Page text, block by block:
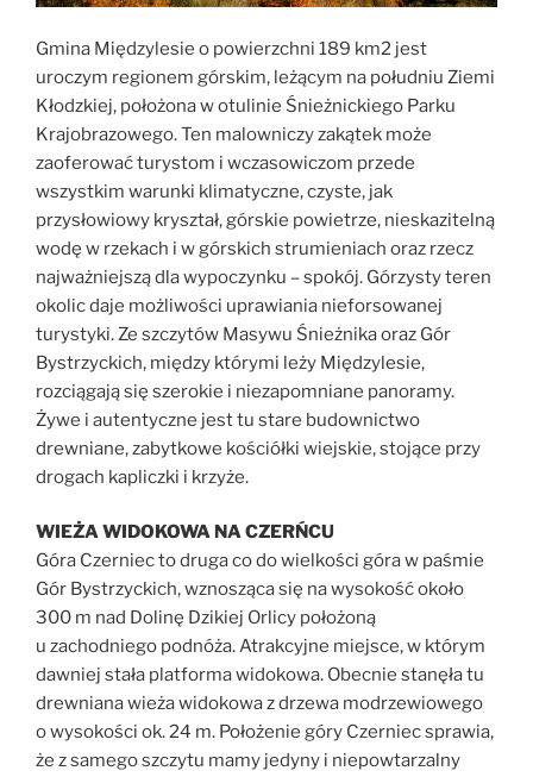
Gmina Międzylesie o powierzchni 189 km2 jest
uroczym regionem górskim, leżącym na południu Ziemi
Kłodzkiej, położona w otulinie Śnieżnickiego Parku
Krajobrazowego. Ten malowniczy zakątek może
zaoferować turystom i wczasowiczom przede
wszystkim warunki klimatyczne, czyste, jak
przysłowiowy kryształ, górskie powietrze, nieskazitelną
wodę w rzekach i w górskich strumieniach oraz rzecz
najważniejszą dla wypoczynku – spokój. Górzysty teren
okolic daje możliwości uprawiania nieforsowanej
turystyki. Ze szczytów Masywu Śnieżnika oraz Gór
Bystrzyckich, między którymi leży Międzylesie,
rozciągają się szerokie i niezapomniane panoramy.
Żywe i autentyczne jest tu stare budownictwo
drewniane, zabytkowe kościółki wiejskie, stojące przy
drogach kapliczki i krzyże.
WIEŻA WIDOKOWA NA CZERŃCU
Góra Czerniec to druga co do wielkości góra w paśmie
Gór Bystrzyckich, wznosząca się na wysokość około
300 m nad Dolinę Dzikiej Orlicy położoną
u zachodniego podnóża. Atrakcyjne miejsce, w którym
dawniej stała platforma widokowa. Obecnie stanęła tu
drewniana wieża widokowa z drzewa modrzewiowego
o wysokości ok. 24 m. Położenie góry Czerniec sprawia,
że z samego szczytu mamy jedyny i niepowtarzalny